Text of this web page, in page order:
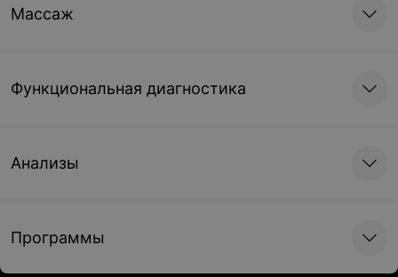
Массаж
Функциональная диагностика
Анализы
Программы